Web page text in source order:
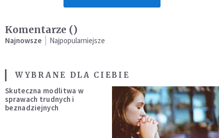
Komentarze ()
Najnowsze Najpopularniejsze
WYBRANE DLA CIEBIE
Skuteczna modlitwa w
sprawach trudnych i
beznadziejnych